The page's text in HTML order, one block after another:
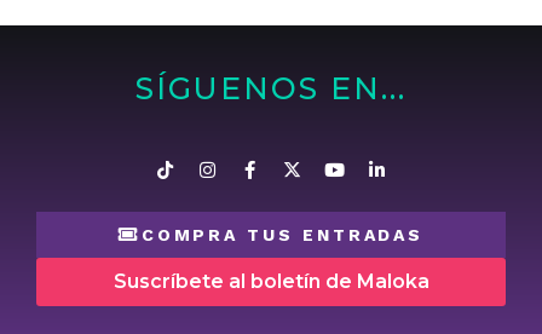
SÍGUENOS EN...
COMPRA TUS ENTRADAS
Suscríbete al boletín de Maloka